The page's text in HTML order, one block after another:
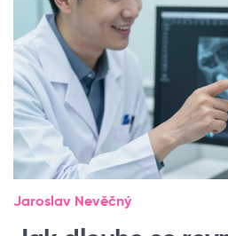
Jaroslav Nevěčný